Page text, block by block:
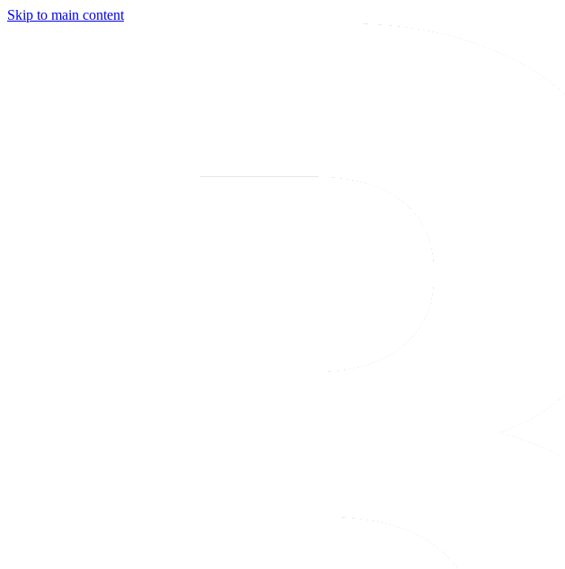
Skip to main content